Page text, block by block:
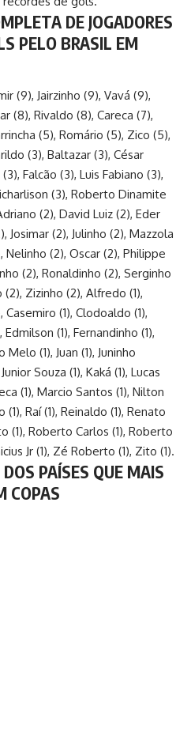
DE JOGADORES
PELO BRASIL EM
(9), Jairzinho (9), Vavá (9),
(8), Rivaldo (8), Careca (7),
(5), Romário (5), Zico (5),
(3), Baltazar (3), César
Falcão (3), Luis Fabiano (3),
(3), Roberto Dinamite
(2), David Luiz (2), Eder
Josimar (2), Julinho (2), Mazzola
(2), Oscar (2), Philippe
(2), Ronaldinho (2), Serginho
Zizinho (2), Alfredo (1),
(1), Clodoaldo (1),
(1), Fernandinho (1),
(1), Juan (1), Juninho
Souza (1), Kaká (1), Lucas
(1), Marcio Santos (1), Nilton
(1), Raí (1), Reinaldo (1), Renato
(1), Roberto Carlos (1), Roberto
Jr (1), Zé Roberto (1), Zito (1).
PAÍSES QUE MAIS
COPAS